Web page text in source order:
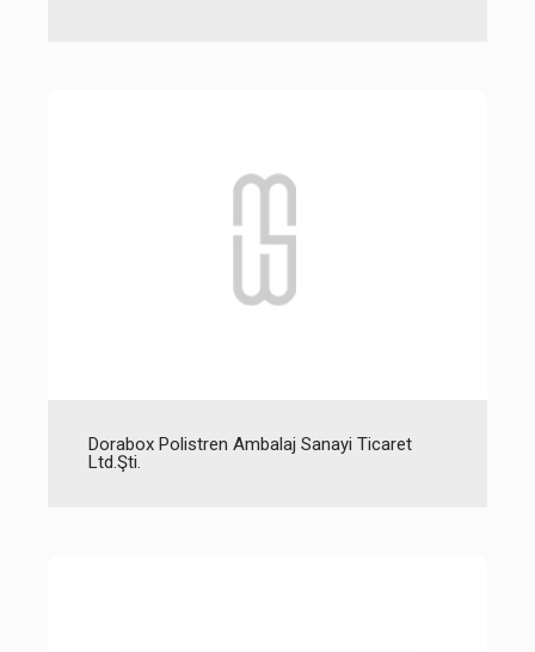
Dorabox Polistren Ambalaj Sanayi Ticaret
Ltd.Şti.